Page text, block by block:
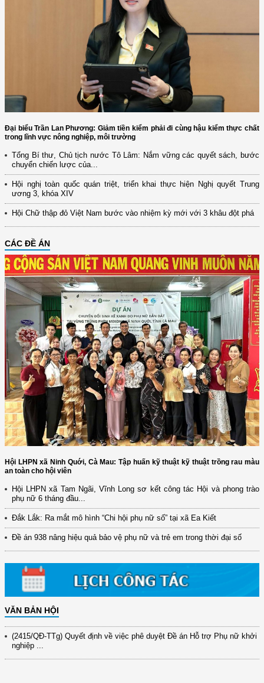
Đại biểu Trần Lan Phương: Giảm tiền kiểm phải đi cùng hậu kiểm thực chất
trong lĩnh vực nông nghiệp, môi trường
Tổng Bí thư, Chủ tịch nước Tô Lâm: Nắm vững các quyết sách, bước
chuyển chiến lược của...
Hội nghị toàn quốc quán triệt, triển khai thực hiện Nghị quyết Trung
ương 3, khóa XIV
Hội Chữ thập đỏ Việt Nam bước vào nhiệm kỳ mới với 3 khâu đột phá
CÁC ĐỀ ÁN
Hội LHPN xã Ninh Quới, Cà Mau: Tập huấn kỹ thuật kỹ thuật trồng rau màu
an toàn cho hội viên
Hội LHPN xã Tam Ngãi, Vĩnh Long sơ kết công tác Hội và phong trào
phụ nữ 6 tháng đầu...
Đắk Lắk: Ra mắt mô hình “Chi hội phụ nữ số” tại xã Ea Kiết
Đề án 938 nâng hiệu quả bảo vệ phụ nữ và trẻ em trong thời đại số
VĂN BẢN HỘI
(12/TB-HĐKH) V/v đăng ký, đề xuất nhiệm vụ Khoa học, công nghệ và
đổi mới ...
(898/KH/ĐCT) Kế hoạch thực hiện Quyết định số 2415/QĐ-TTg ngày
(417/QĐ-BNNMT) Quyết định phê duyệt Chương trình mục tiêu quốc gia
xây dựng ...
(891/KH-ĐCT) Kế hoạch thực hiện Nghị quyết số 72-NQ/TW ngày
9/9/2025 của Bộ ...
(2415/QĐ-TTg) Quyết định về việc phê duyệt Đề án Hỗ trợ Phụ nữ khởi
nghiệp ...